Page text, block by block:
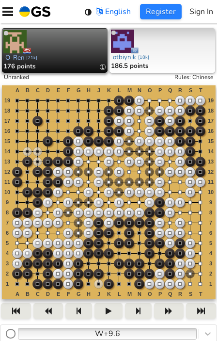
Skip
content
English Register Sign In
O-Ren [21k]
176 points ①
otbiynik [18k]
186.5 points
Unranked Rules:Chinese
W+9.6